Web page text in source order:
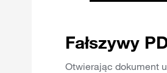
Fałszywy
Otwierając dokument